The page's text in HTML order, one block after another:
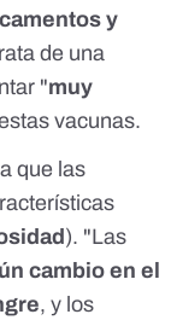
y
de una
"muy
vacunas.
que las
). "Las
cambio en el
, y los